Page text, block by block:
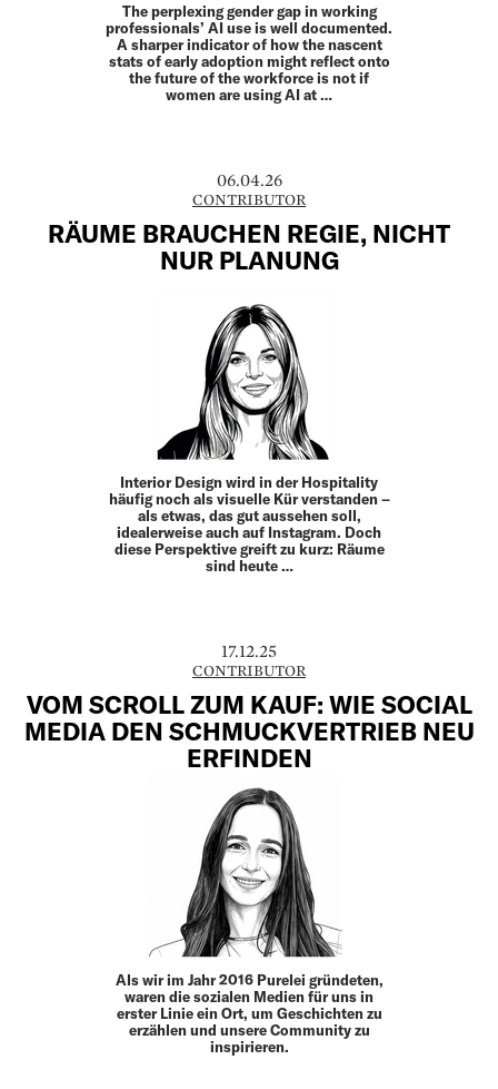
The perplexing gender gap in working
professionals’ AI use is well documented.
A sharper indicator of how the nascent
stats of early adoption might reflect onto
the future of the workforce is not if
women are using AI at …
06.04.26
CONTRIBUTOR
RÄUME BRAUCHEN REGIE, NICHT
NUR PLANUNG
Interior Design wird in der Hos­pitality
häufig noch als visuelle Kür ­verstanden –
als ­etwas, das gut aussehen soll,
idealerweise auch auf Insta­gram. Doch
diese Perspektive greift zu kurz: Räume
sind heute …
17.12.25
CONTRIBUTOR
VOM SCROLL ZUM KAUF: WIE SOCIAL
MEDIA DEN SCHMUCKVERTRIEB NEU
ERFINDEN
Als wir im Jahr 2016 ­Purelei gründeten,
waren die sozialen Medien für uns in
erster Linie ein Ort, um Geschichten zu
erzählen und unsere Community zu
inspirieren.